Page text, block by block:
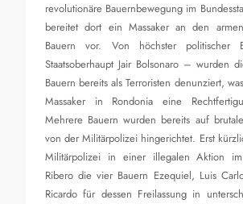
revolutionäre Bauernbewegung im
bereitet dort ein Massaker an den
Bauern vor. Von höchster
Staatsoberhaupt Jair Bolsonaro – wurden
Bauern bereits als Terroristen denunziert,
Massaker in Rondonia eine
Mehrere Bauern wurden bereits auf
von der Militärpolizei hingerichtet. Erst
Militärpolizei in einer illegalen Aktion
Ribero die vier Bauern Ezequiel, Luis
Ricardo für dessen Freilassung in